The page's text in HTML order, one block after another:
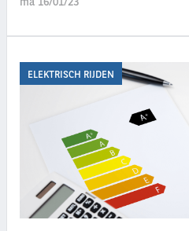
ELEKTRISCH RIJDEN